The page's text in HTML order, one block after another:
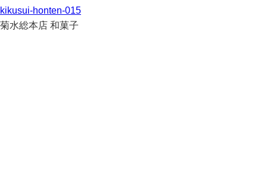
kikusui-honten-015
菊水総本店 和菓子